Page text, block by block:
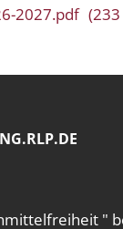
2027.pdf (233
"